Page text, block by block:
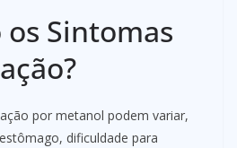
os Sintomas
por metanol podem variar,
dificuldade para